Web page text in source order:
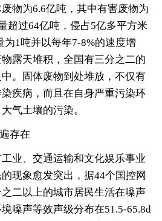
物为6.6亿吨，其中有害废物为
超过64亿吨，侵占5亿多平方米
1吨并以每年7-8%的速度增
露天堆积，全国有三分之二的
。固体废物到处堆放，不仅有
疾病，而且在自身严重污染环
气土壤的污染。
存在
业、交通运输和文化娱乐事业
现象愈发突出，据44个国控网
二以上的城市居民生活在噪声
噪声等效声级分布在51.5-65.8d